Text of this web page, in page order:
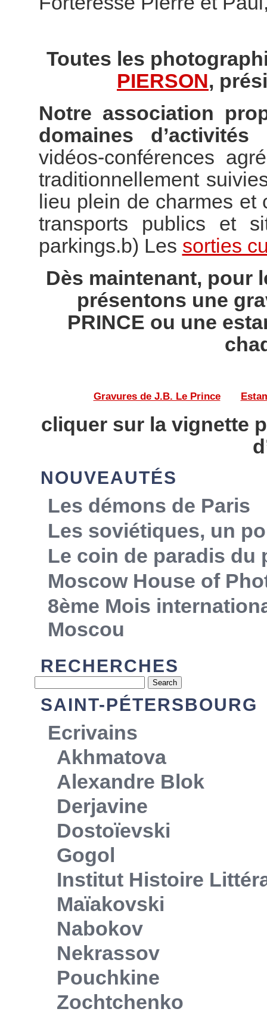
Toutes les
PIERSON,
Notre association
domaines d’activités
vidéos-conférences
traditionnellement
lieu plein de charmes et
transports publics et
parkings.b) Les sorties
Dès maintenant, pour
présentons une
PRINCE ou une
Gravures de J.B. Le Prince——
cliquer sur la vignette
NOUVEAUTÉS
Les démons de Paris
Les soviétiques, un
Le coin de paradis du
Moscow House of
8ème Mois
Moscou
RECHERCHES
SAINT-PÉTERSBOURG
Ecrivains
Akhmatova
Alexandre Blok
Derjavine
Dostoïevski
Gogol
Institut Histoire
Maïakovski
Nabokov
Nekrassov
Pouchkine
Zochtchenko